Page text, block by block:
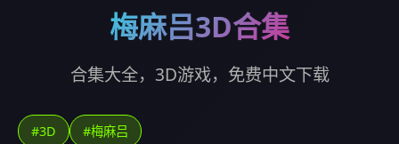
梅麻吕3D合集
合集大全，3D游戏，免费中文下载
#3D #梅麻吕